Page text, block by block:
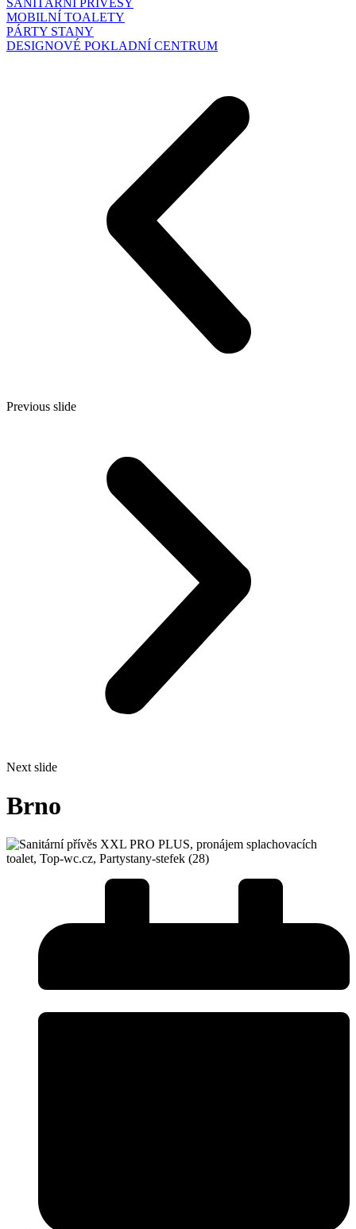
MOBILNÍ TOALETY
PÁRTY STANY
DESIGNOVÉ POKLADNÍ CENTRUM
Previous slide
Next slide
Brno